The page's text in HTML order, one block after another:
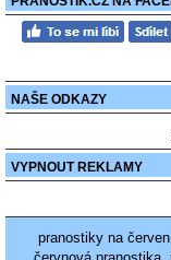
NAŠE ODKAZY
VYPNOUT REKLAMY
pranostiky na